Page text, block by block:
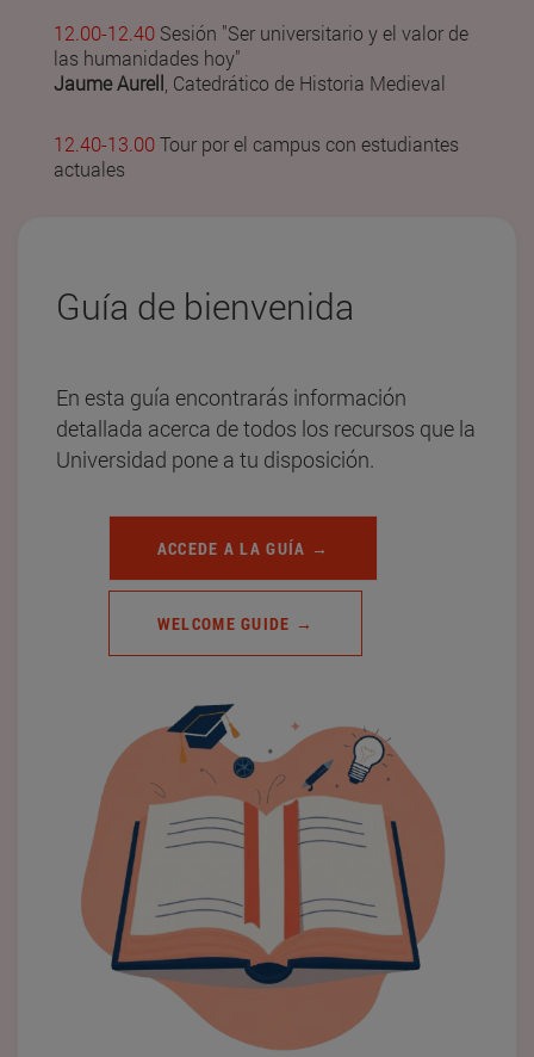
12.00-12.40 Sesión "Ser universitario y el valor de
las humanidades hoy"
Jaume Aurell , Catedrático de Historia Medieval
12.40-13.00Tour por el campus con estudiantes
actuales
Guía de bienvenida
En esta guía encontrarás información
detallada acerca de todos los recursos que la
Universidad pone a tu disposición.
ACCEDE A LA GUÍA →
WELCOME GUIDE →